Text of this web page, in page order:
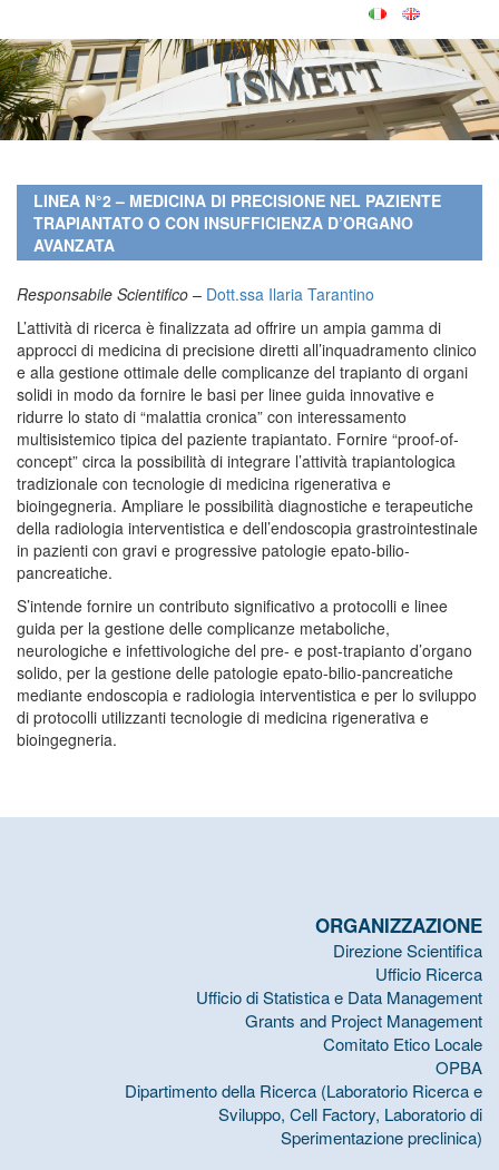
LINEA N°2 – MEDICINA DI PRECISIONE NEL PAZIENTE
TRAPIANTATO O CON INSUFFICIENZA D’ORGANO
AVANZATA
Responsabile Scientifico – Dott.ssa Ilaria Tarantino
L’attività di ricerca è finalizzata ad offrire un ampia gamma di
approcci di medicina di precisione diretti all’inquadramento clinico
e alla gestione ottimale delle complicanze del trapianto di organi
solidi in modo da fornire le basi per linee guida innovative e
ridurre lo stato di “malattia cronica” con interessamento
multisistemico tipica del paziente trapiantato. Fornire “proof-of-
concept” circa la possibilità di integrare l’attività trapiantologica
tradizionale con tecnologie di medicina rigenerativa e
bioingegneria. Ampliare le possibilità diagnostiche e terapeutiche
della radiologia interventistica e dell’endoscopia grastrointestinale
in pazienti con gravi e progressive patologie epato-bilio-
pancreatiche.
S’intende fornire un contributo significativo a protocolli e linee
guida per la gestione delle complicanze metaboliche,
neurologiche e infettivologiche del pre- e post-trapianto d’organo
solido, per la gestione delle patologie epato-bilio-pancreatiche
mediante endoscopia e radiologia interventistica e per lo sviluppo
di protocolli utilizzanti tecnologie di medicina rigenerativa e
bioingegneria.
ORGANIZZAZIONE
Direzione Scientifica
Ufficio Ricerca
Ufficio di Statistica e Data Management
Grants and Project Management
Comitato Etico Locale
OPBA
Dipartimento della Ricerca (Laboratorio Ricerca e
Sviluppo, Cell Factory, Laboratorio di
Sperimentazione preclinica)